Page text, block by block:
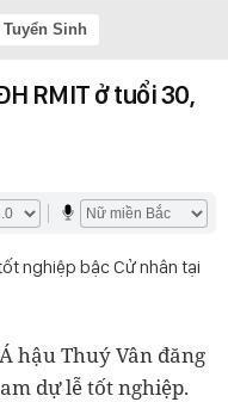
Tuyển Sinh
RMIT ở tuổi 30,
nghiệp bậc Cử nhân tại
hậu Thuý Vân đăng
dự lễ tốt nghiệp.